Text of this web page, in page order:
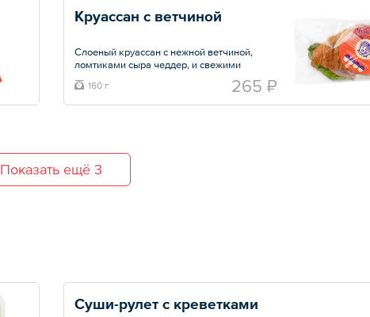
Круассан с ветчиной
Слоеный круассан с нежной ветчиной,
ломтиками сыра чеддер, и свежими
ломтиками томатов. Заправлен
фирменным соусом ранч
160 г 265 ₽
Показать ещё 3
Суши-рулет с креветками